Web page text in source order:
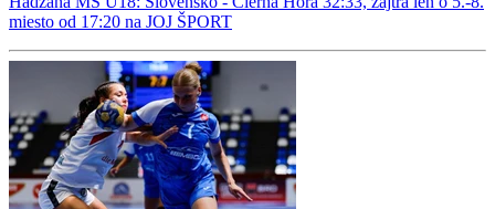
miesto od 17:20 na JOJ ŠPORT